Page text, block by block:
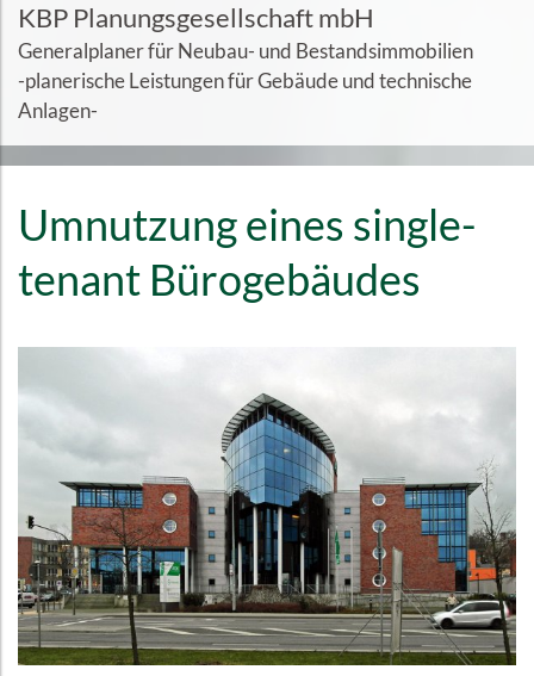
KBP Planungsgesellschaft mbH
Generalplaner für Neubau- und Bestandsimmobilien
-planerische Leistungen für Gebäude und technische
Anlagen-
Umnutzung eines single-
tenant Bürogebäudes